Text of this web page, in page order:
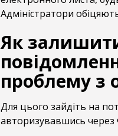
Адміністратори
Як
проблему з
Для цього зайдіть на
авторизувавшись через